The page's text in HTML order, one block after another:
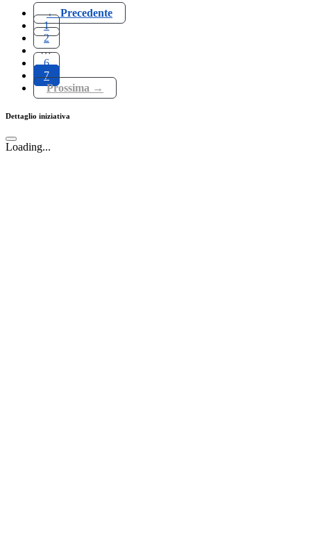
← Precedente
1
2
…
6
7
Prossima →
Dettaglio iniziativa
Loading...